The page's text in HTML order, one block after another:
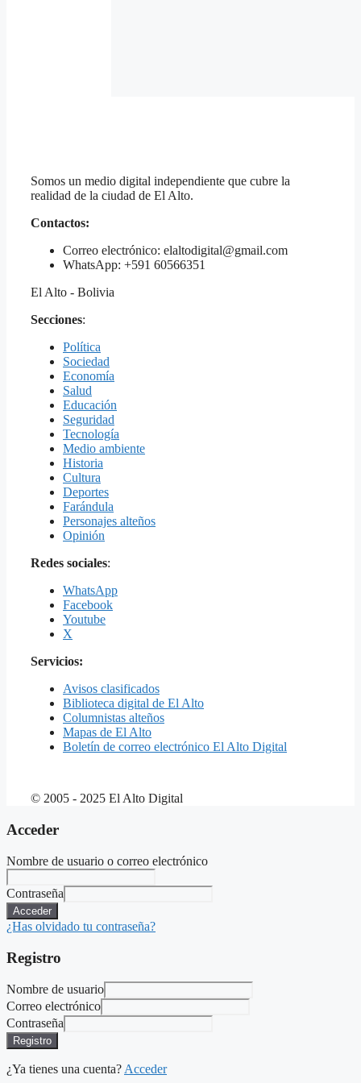
Somos un medio digital independiente que cubre la
realidad de la ciudad de El Alto.
Contactos:
Correo electrónico: elaltodigital@gmail.com
WhatsApp: +591 60566351
El Alto - Bolivia
Secciones:
Política
Sociedad
Economía
Salud
Educación
Seguridad
Tecnología
Medio ambiente
Historia
Cultura
Deportes
Farándula
Personajes alteños
Opinión
Redes sociales:
WhatsApp
Facebook
Youtube
X
Servicios:
Avisos clasificados
Biblioteca digital de El Alto
Columnistas alteños
Mapas de El Alto
Boletín de correo electrónico El Alto Digital
© 2005 - 2025 El Alto Digital
Acceder
Nombre de usuario o correo electrónico
Contraseña
Acceder
¿Has olvidado tu contraseña?
Registro
Nombre de usuario
Correo electrónico
Contraseña
Registro
¿Ya tienes una cuenta? Acceder